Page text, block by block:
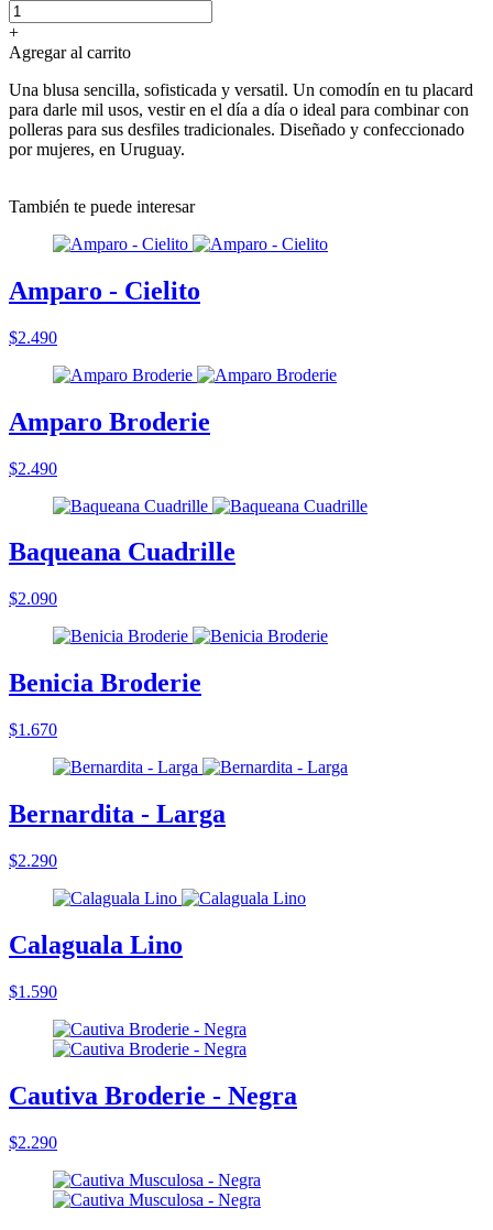
+
Agregar al carrito
Una blusa sencilla, sofisticada y versatil. Un comodín en tu placard
para darle mil usos, vestir en el día a día o ideal para combinar con
polleras para sus desfiles tradicionales. Diseñado y confeccionado
por mujeres, en Uruguay.
También te puede interesar
Amparo - Cielito
$2.490
Amparo Broderie
$2.490
Baqueana Cuadrille
$2.090
Benicia Broderie
$1.670
Bernardita - Larga
$2.290
Calaguala Lino
$1.590
Cautiva Broderie - Negra
$2.290